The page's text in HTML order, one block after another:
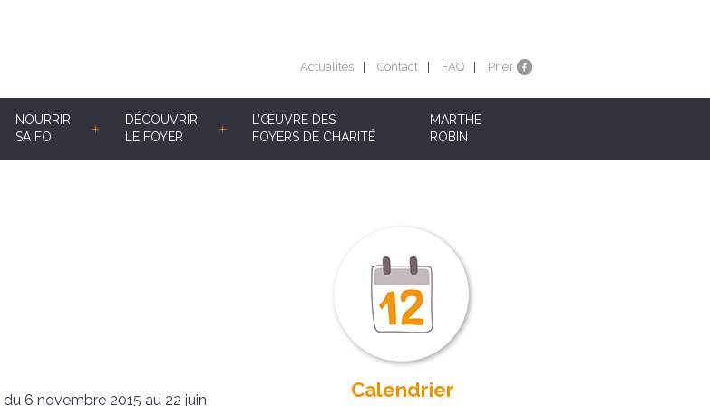
Actualités Contact FAQ Prier
NOURRIR
SA FOI
DÉCOUVRIR
LE FOYER
L’ŒUVRE DES
FOYERS DE CHARITÉ
MARTHE
ROBIN
du 6 novembre 2015 au 22 juin
Calendrier